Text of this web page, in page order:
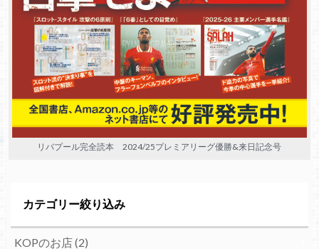
リバプール完全読本 2024/25プレミアリーグ優勝&来日記念号
カテゴリー絞り込み
KOPのお店(2)